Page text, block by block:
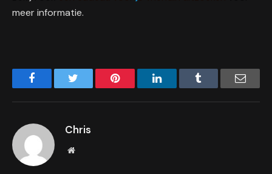
meer informatie.
Facebook Pinterest LinkedIn Email
Chris
Website